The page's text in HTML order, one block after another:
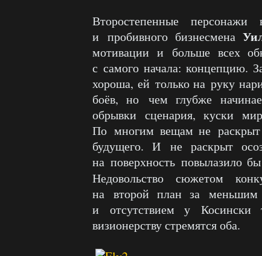
Второстепенные
и пробивного бизнесмена
мотивации и больше всех
с самого начала: концепцию.
хороша, ей только на руку
боёв, но чем глубже
обрывки сценария, куски
По многим вещам не
будущего. И не раскрыт
на поверхность повылазило
Недовольство сюжетом
на второй план за меньшим
и отсутствием у Косински
визионерству стремятся оба.